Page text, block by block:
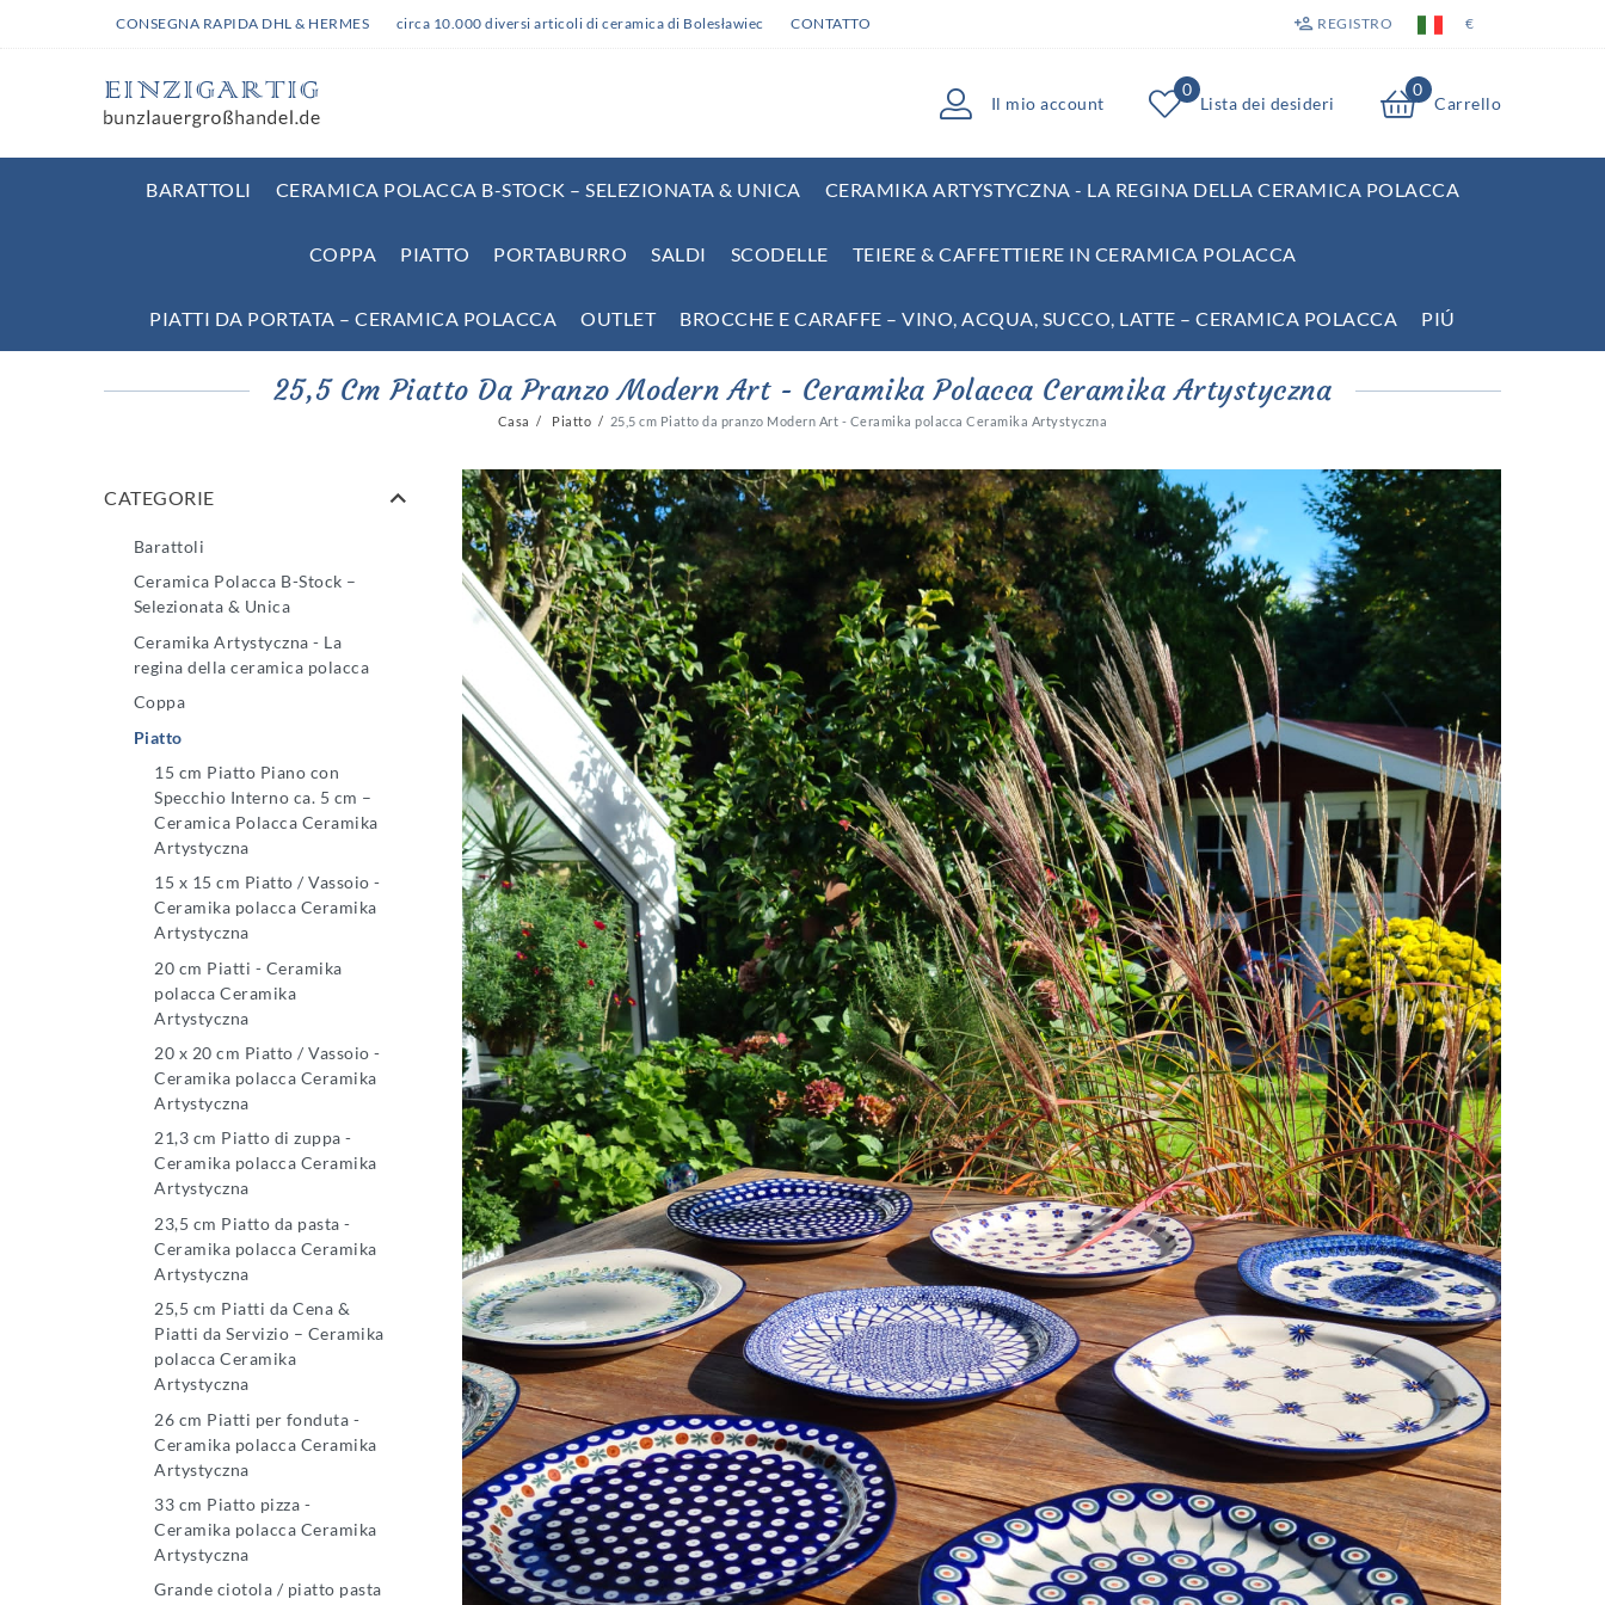
CONSEGNA RAPIDA DHL & HERMES circa 10.000 diversi articoli di ceramica di Bolesławiec CONTATTO REGISTRO €
Il mio account
0
Lista dei desideri
0
Carrello
BARATTOLI CERAMICA POLACCA B-STOCK – SELEZIONATA & UNICA CERAMIKA ARTYSTYCZNA - LA REGINA DELLA CERAMICA POLACCA
COPPA PIATTO PORTABURRO SALDI SCODELLE TEIERE & CAFFETTIERE IN CERAMICA POLACCA
PIATTI DA PORTATA – CERAMICA POLACCA OUTLET BROCCHE E CARAFFE – VINO, ACQUA, SUCCO, LATTE – CERAMICA POLACCA PIÚ
25,5 Cm Piatto Da Pranzo Modern Art - Ceramika Polacca Ceramika Artystyczna
Casa Piatto 25,5 cm Piatto da pranzo Modern Art - Ceramika polacca Ceramika Artystyczna
CATEGORIE
Barattoli
Ceramica Polacca B-Stock –
Selezionata & Unica
Ceramika Artystyczna - La
regina della ceramica polacca
Coppa
Piatto
15 cm Piatto Piano con
Specchio Interno ca. 5 cm –
Ceramica Polacca Ceramika
Artystyczna
15 x 15 cm Piatto / Vassoio -
Ceramika polacca Ceramika
Artystyczna
20 cm Piatti - Ceramika
polacca Ceramika
Artystyczna
20 x 20 cm Piatto / Vassoio -
Ceramika polacca Ceramika
Artystyczna
21,3 cm Piatto di zuppa -
Ceramika polacca Ceramika
Artystyczna
23,5 cm Piatto da pasta -
Ceramika polacca Ceramika
Artystyczna
25,5 cm Piatti da Cena &
Piatti da Servizio – Ceramika
polacca Ceramika
Artystyczna
26 cm Piatti per fonduta -
Ceramika polacca Ceramika
Artystyczna
33 cm Piatto pizza -
Ceramika polacca Ceramika
Artystyczna
Grande ciotola / piatto pasta